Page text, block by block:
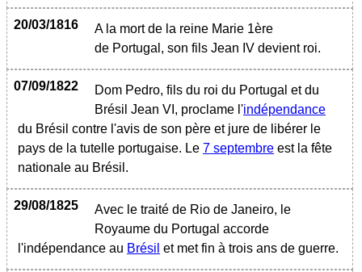
20/03/1816
A la mort de la reine Marie 1ère
de Portugal, son fils Jean IV devient roi.
07/09/1822
Dom Pedro, fils du roi du Portugal et du
Brésil Jean VI, proclame l'indépendance
du Brésil contre l'avis de son père et jure de libérer le
pays de la tutelle portugaise. Le 7 septembre est la fête
nationale au Brésil.
29/08/1825
Avec le traité de Rio de Janeiro, le
Royaume du Portugal accorde
l'indépendance au Brésil et met fin à trois ans de guerre.